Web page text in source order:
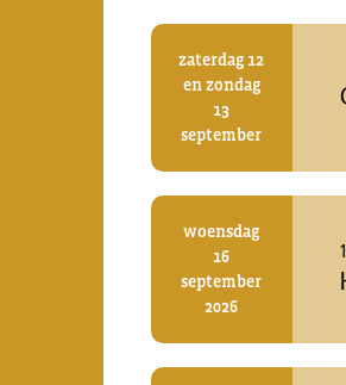
zaterdag 12
en zondag
13
september
woensdag
16
september
2026